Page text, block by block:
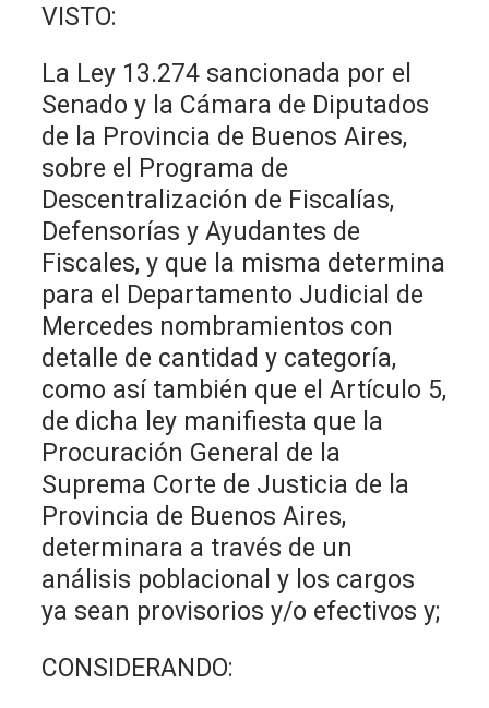
VISTO:
La Ley 13.274 sancionada por el
Senado y la Cámara de Diputados
de la Provincia de Buenos Aires,
sobre el Programa de
Descentralización de Fiscalías,
Defensorías y Ayudantes de
Fiscales, y que la misma determina
para el Departamento Judicial de
Mercedes nombramientos con
detalle de cantidad y categoría,
como así también que el Artículo 5,
de dicha ley manifiesta que la
Procuración General de la
Suprema Corte de Justicia de la
Provincia de Buenos Aires,
determinara a través de un
análisis poblacional y los cargos
ya sean provisorios y/o efectivos y;
CONSIDERANDO: